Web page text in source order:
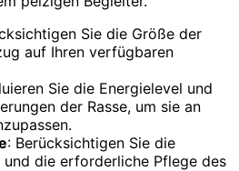
Sie die Größe der
auf Ihren verfügbaren
Sie die Energielevel und
der Rasse, um sie an
: Berücksichtigen Sie die
die erforderliche Pflege des